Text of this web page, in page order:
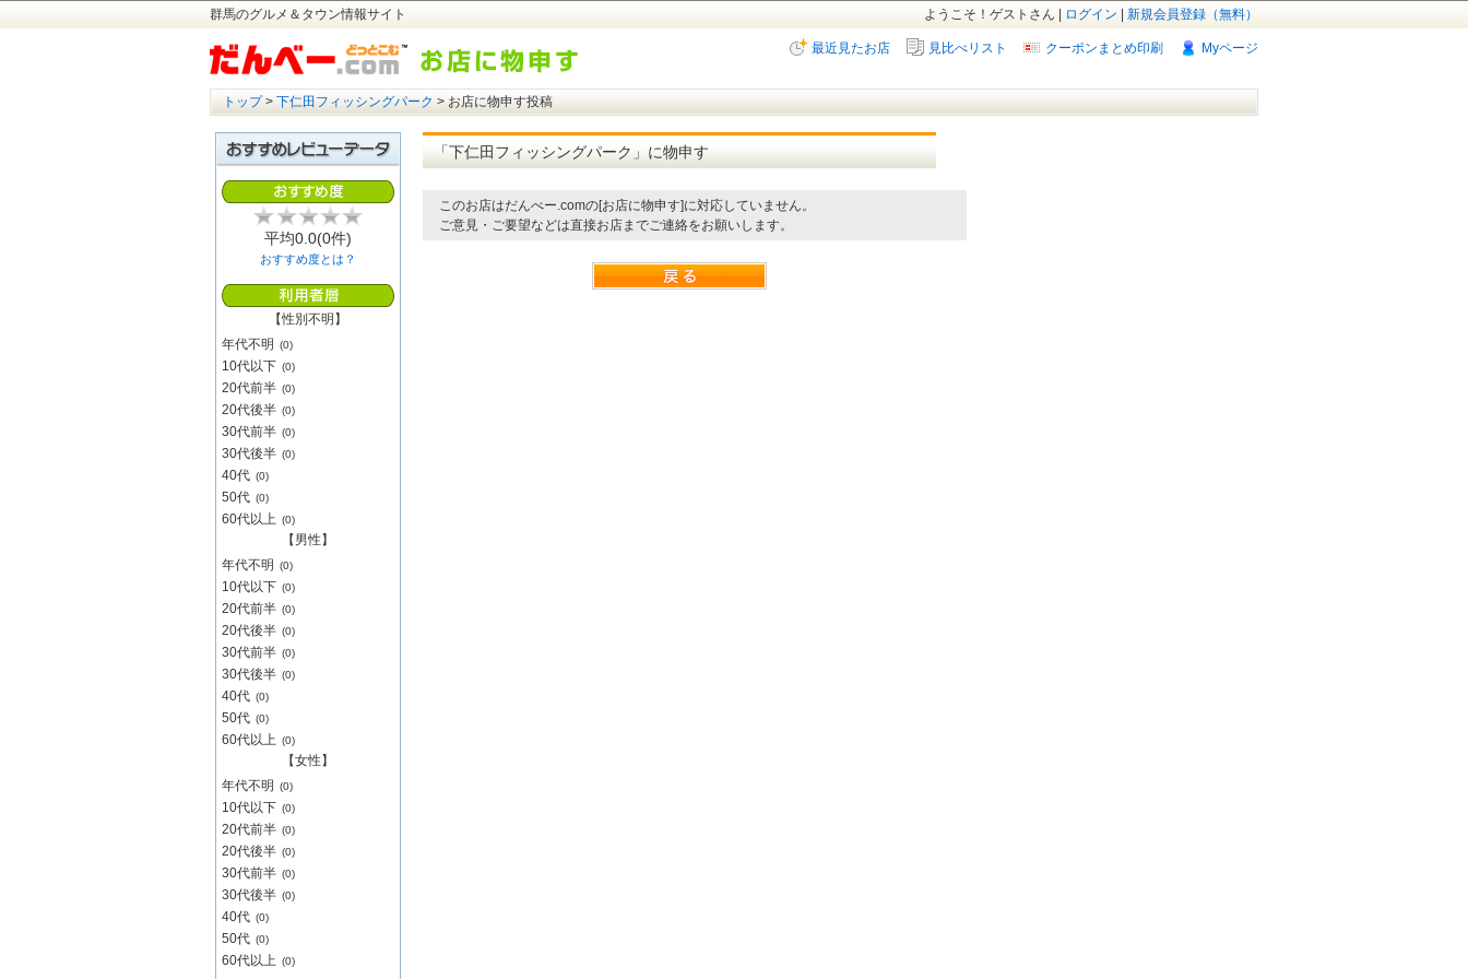
群馬のグルメ＆タウン情報サイト 新規会員登録（無料）
ログイン
ようこそ！ゲストさん |
Myページ
クーポンまとめ印刷
見比べリスト
最近見たお店
トップ> 下仁田フィッシングパーク > お店に物申す投稿
平均0.0(0件)
おすすめ度とは？
【性別不明】
年代不明
(0)
10代以下 (0)
20代前半 (0)
20代後半 (0)
30代前半 (0)
30代後半 (0)
40代 (0)
50代 (0)
60代以上 (0)
【男性】
年代不明
(0)
10代以下 (0)
20代前半 (0)
20代後半 (0)
30代前半 (0)
30代後半 (0)
40代 (0)
50代 (0)
60代以上 (0)
【女性】
年代不明
(0)
10代以下 (0)
20代前半 (0)
20代後半 (0)
30代前半 (0)
30代後半 (0)
40代 (0)
50代 (0)
60代以上 (0)
「下仁田フィッシングパーク」に物申す
このお店はだんべー.comの[お店に物申す]に対応していません。
ご意見・ご要望などは直接お店までご連絡をお願いします。